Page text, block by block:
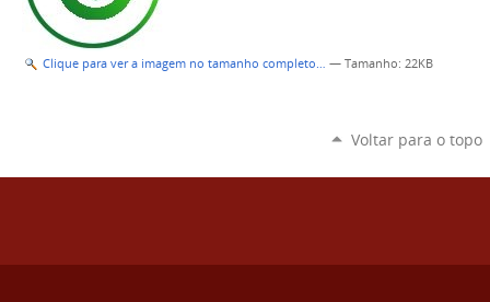
Clique para ver a imagem no tamanho completo… — Tamanho: 22KB
Voltar para o topo